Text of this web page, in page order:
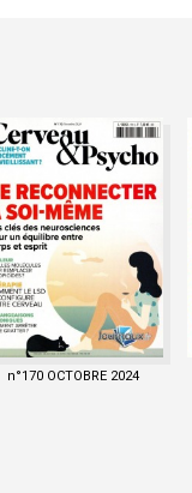
n°170 OCTOBRE 2024